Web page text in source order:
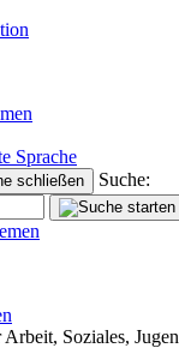
Sprache
Suche:
Soziales,